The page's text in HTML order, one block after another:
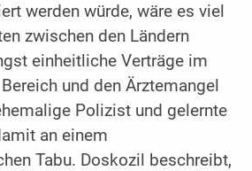
werden würde, wäre es viel
zwischen den Ländern
einheitliche Verträge im
und den Ärztemangel
Polizist und gelernte
an einem
Tabu. Doskozil beschreibt,